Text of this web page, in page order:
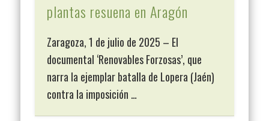
plantas resuena en Aragón
Zaragoza, 1 de julio de 2025 – El
documental ‘Renovables Forzosas’, que
narra la ejemplar batalla de Lopera (Jaén)
contra la imposición …